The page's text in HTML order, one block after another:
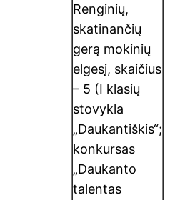
Renginių,
skatinančių
gerą mokinių
elgesį, skaičius
– 5 (I klasių
stovykla
„Daukantiškis“;
konkursas
„Daukanto
talentas